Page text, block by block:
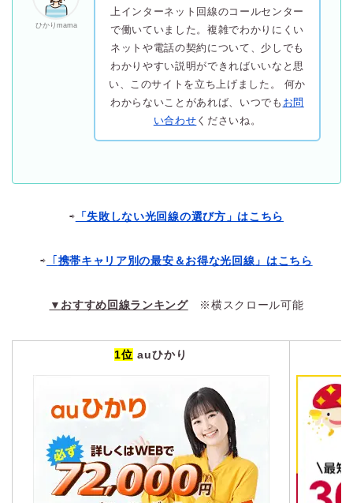
ひかりmama
上インターネット回線のコールセンター
で働いていました。複雑でわかりにくい
ネットや電話の契約について、少しでも
わかりやすい説明ができればいいなと思
い、このサイトを立ち上げました。 何か
わからないことがあれば、いつでも お問
い合わせ くださいね。
⇨ 「失敗しない光回線の選び方」はこちら
⇨ 携帯キャリア別の最安＆お得な光回線」はこちら
▼ おすすめ回線ランキング※横スクロール可能
1位 auひかり